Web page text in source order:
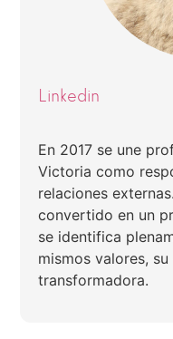
Linkedin
En 2017 se une
Victoria como
relaciones
convertido en un
se identifica
mismos valores,
transformadora.